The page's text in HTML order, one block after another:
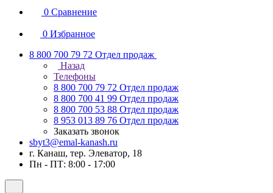
0 Сравнение
0 Избранное
8 800 700 79 72 Отдел продаж
Назад
Телефоны
8 800 700 79 72 Отдел продаж
8 800 700 41 99 Отдел продаж
8 800 700 53 88 Отдел продаж
8 953 013 89 76 Отдел продаж
Заказать звонок
sbyt3@emal-kanash.ru
г. Канаш, тер. Элеватор, 18
Пн - ПТ: 8:00 - 17:00